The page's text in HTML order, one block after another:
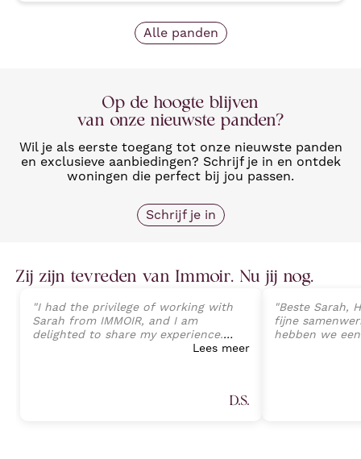
Alle panden
Op de hoogte blijven
van onze nieuwste panden?
Wil je als eerste toegang tot onze nieuwste panden
en exclusieve aanbiedingen? Schrijf je in en ontdek
woningen die perfect bij jou passen.
Schrijf je in
Zij zijn tevreden van Immoir. Nu jij nog.
"I had the privilege of working with
Sarah from IMMOIR, and I am
delighted to share my experience.
Sarah exhibited an exceptional level
Lees meer
D.S.
"Beste Sarah,
fijne
hebben we